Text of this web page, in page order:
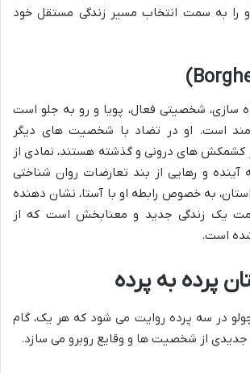
را به سمت انتخاب مسیر زندگی مستقل خود
سازی، شخصیتی فعال، پویا و رو به جلو است
مند است. او در تضاد با شخصیت های دیگر
کشمکش های درونی و گذشته هستند، نمادی از
آینده و رهایی از بند تعارضات روان شناختی
به خصوص رابطه او با آستا، نشان دهنده
یک زندگی جدید و معنابخش است که از
است.
پرده به پرده
در سه پرده روایت می شود که هر یک، گام
جدیدی از شخصیت ها و وقایع روبرو می سازد.